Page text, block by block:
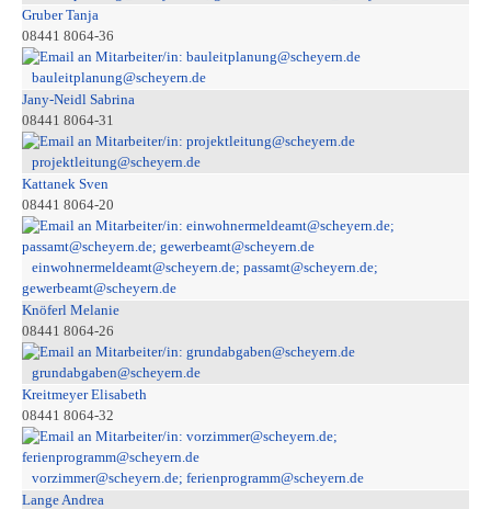
Gruber Tanja
08441 8064-36
bauleitplanung@scheyern.de
Jany-Neidl Sabrina
08441 8064-31
projektleitung@scheyern.de
Kattanek Sven
08441 8064-20
einwohnermeldeamt@scheyern.de; passamt@scheyern.de;
gewerbeamt@scheyern.de
Knöferl Melanie
08441 8064-26
grundabgaben@scheyern.de
Kreitmeyer Elisabeth
08441 8064-32
vorzimmer@scheyern.de; ferienprogramm@scheyern.de
Lange Andrea